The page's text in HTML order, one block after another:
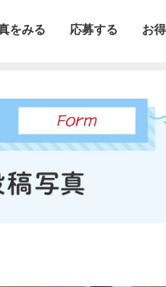
をみる 応募する お